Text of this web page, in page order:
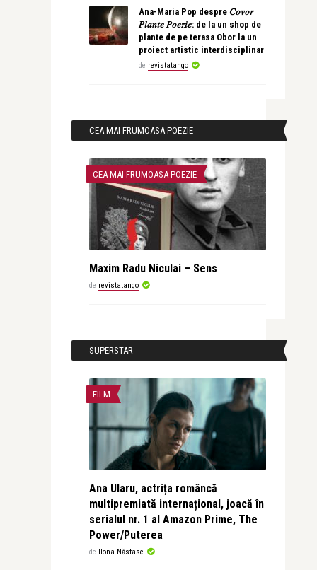
Ana-Maria Pop despre 𝐶𝑜𝑣𝑜𝑟
𝑃𝑙𝑎𝑛𝑡𝑒 𝑃𝑜𝑒𝑧𝑖𝑒: de la un shop de
plante de pe terasa Obor la un
proiect artistic interdisciplinar
de revistatango
CEA MAI FRUMOASA POEZIE
CEA MAI FRUMOASA POEZIE
Maxim Radu Niculai – Sens
de revistatango
SUPERSTAR
FILM
Ana Ularu, actrița româncă
multipremiată internațional, joacă în
serialul nr. 1 al Amazon Prime, The
Power/Puterea
de Ilona Năstase